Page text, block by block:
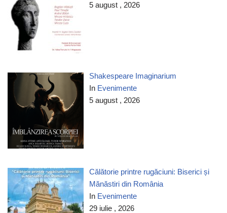
5 august , 2026
Shakespeare Imaginarium
In Evenimente
5 august , 2026
Călătorie printre rugăciuni: Biserici și
Mănăstiri din România
In Evenimente
29 iulie , 2026